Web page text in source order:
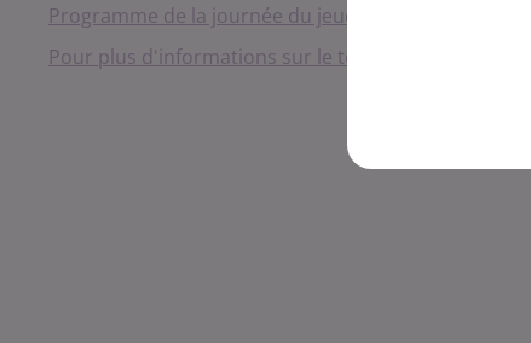
Programme de la journée du jeudi 14 avril ici
Pour plus d'informations sur le tournois, cliquez ici